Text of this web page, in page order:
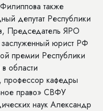
также
депутат Республики
Председатель ЯРО
юрист РФ
премии Республики
области
профессор кафедры
право» СВФУ
наук Александр